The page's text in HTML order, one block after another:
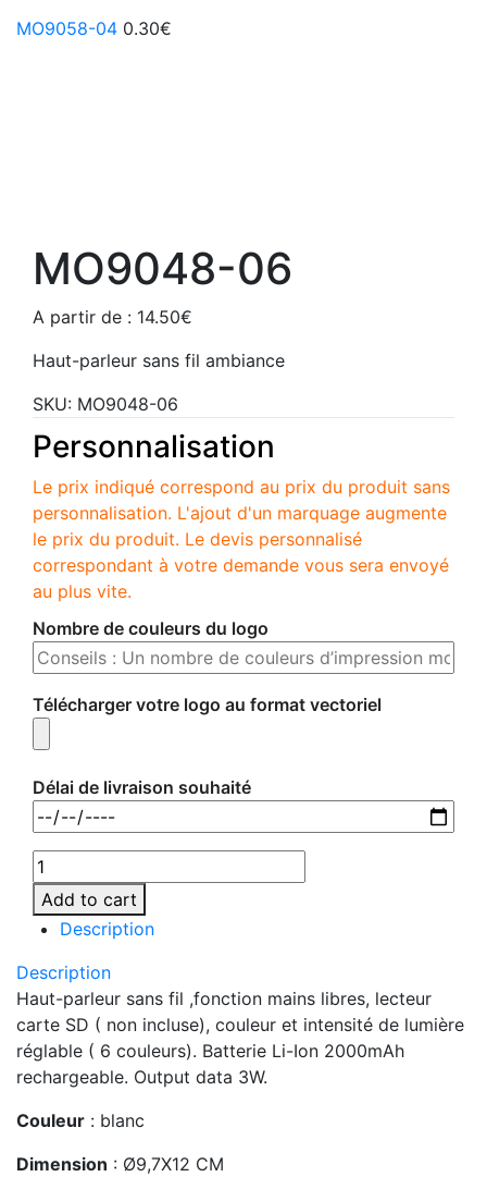
MO9058-04 0.30€
MO9048-06
A partir de : 14.50€
Haut-parleur sans fil ambiance
SKU: MO9048-06
Personnalisation
Le prix indiqué correspond au prix du produit sans
personnalisation. L'ajout d'un marquage augmente
le prix du produit. Le devis personnalisé
correspondant à votre demande vous sera envoyé
au plus vite.
Nombre de couleurs du logo
Télécharger votre logo au format vectoriel
Délai de livraison souhaité
Add to cart
Description
Description
Haut-parleur sans fil ,fonction mains libres, lecteur
carte SD ( non incluse), couleur et intensité de lumière
réglable ( 6 couleurs). Batterie Li-Ion 2000mAh
rechargeable. Output data 3W.
Couleur : blanc
Dimension : Ø9,7X12 CM